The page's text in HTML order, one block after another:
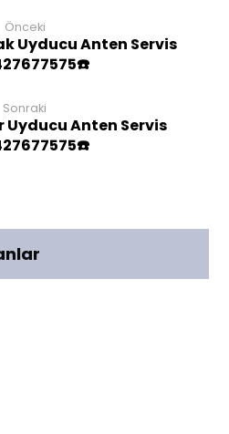
Önceki
Uyducu Anten Servis
Sonraki
Uyducu Anten Servis